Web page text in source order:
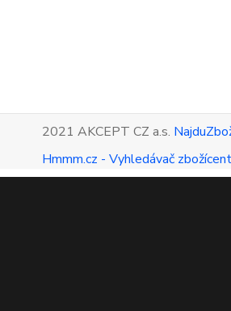
2021 AKCEPT CZ a.s.
Hmmm.cz - Vyhledávač zboží